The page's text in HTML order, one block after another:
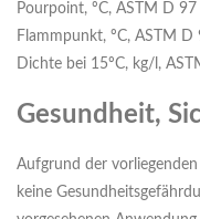
Pourpoint, ºC, ASTM D 97
Flammpunkt, ºC, ASTM D
Dichte bei 15ºC, kg/l,
Gesundheit,
Aufgrund der
keine